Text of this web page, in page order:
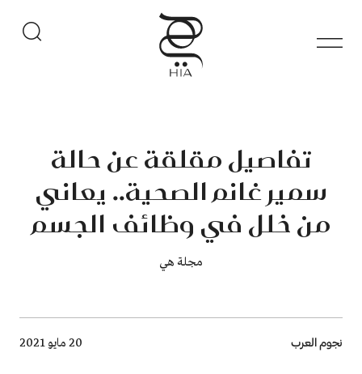
تفاصيل مقلقة عن حالة
سمير غانم الصحية.. يعاني
من خلل في وظائف الجسم
مجلة هي
Breadcrumb
نجوم العرب